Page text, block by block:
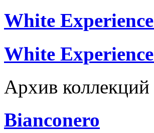
White
White
Архив коллекций
Bianconero